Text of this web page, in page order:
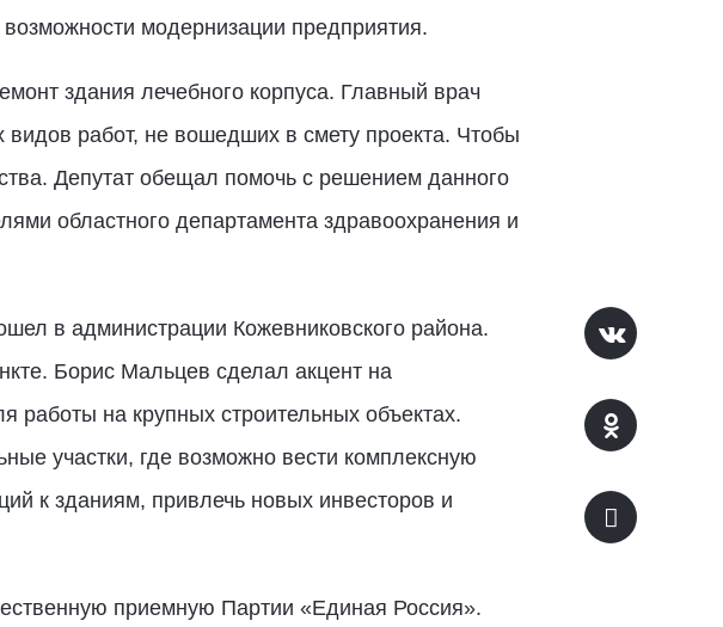
возможности модернизации предприятия.
здания лечебного корпуса. Главный врач
работ, не вошедших в смету проекта. Чтобы
Депутат обещал помочь с решением данного
областного департамента здравоохранения и
в администрации Кожевниковского района.
Борис Мальцев сделал акцент на
работы на крупных строительных объектах.
участки, где возможно вести комплексную
к зданиям, привлечь новых инвесторов и
приемную Партии «Единая Россия».